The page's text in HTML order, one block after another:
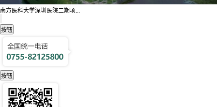
南方医科大学深圳医院二期项...